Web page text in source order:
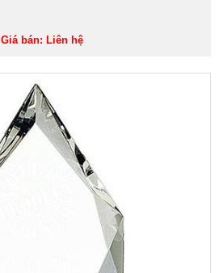
Giá bán: Liên hệ